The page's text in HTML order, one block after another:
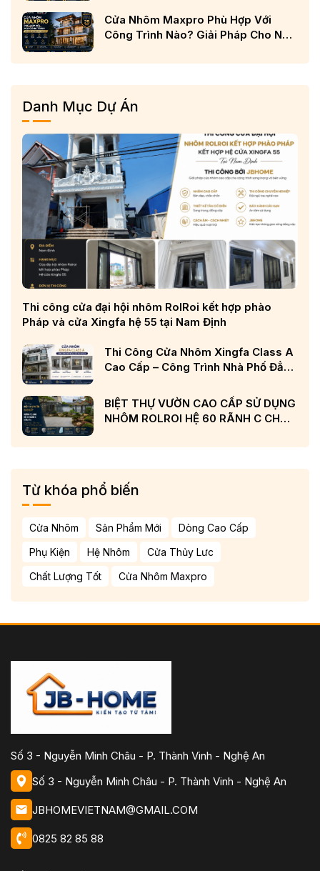
Cửa Nhôm Maxpro Phù Hợp Với
Công Trình Nào? Giải Pháp Cho Nhà
Cấp
Danh Mục Dự Án
Thi công cửa đại hội nhôm RolRoi kết hợp phào
Pháp và cửa Xingfa hệ 55 tại Nam Định
Thi Công Cửa Nhôm Xingfa Class A
Cao Cấp – Công Trình Nhà Phố Đẳng
BIỆT THỰ VƯỜN CAO CẤP SỬ DỤNG
NHÔM ROLROI HỆ 60 RÃNH C CHÂU
Từ khóa phổ biến
Cửa Nhôm Sản Phẩm Mới
Dòng Cao Cấp
Phụ Kiện
Hệ Nhôm
Cửa Thủy Lưc
Chất Lượng Tốt
Cửa Nhôm Maxpro
Số 3 - Nguyễn Minh Châu - P. Thành Vinh - Nghệ An
Số 3 - Nguyễn Minh Châu - P. Thành Vinh - Nghệ An
JBHOMEVIETNAM@GMAIL.COM
0825 82 85 88